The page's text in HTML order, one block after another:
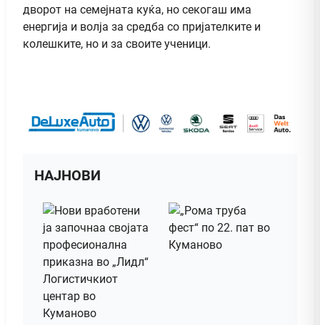
дворот на семејната куќа, но секогаш има
енергија и волја за средба со пријателките и
колешките, но и за своите ученици.
НАЈНОВИ